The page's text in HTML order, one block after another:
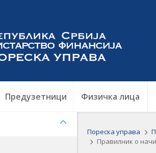
Предузетници Физичка лица
Пореска управа
Правилник о